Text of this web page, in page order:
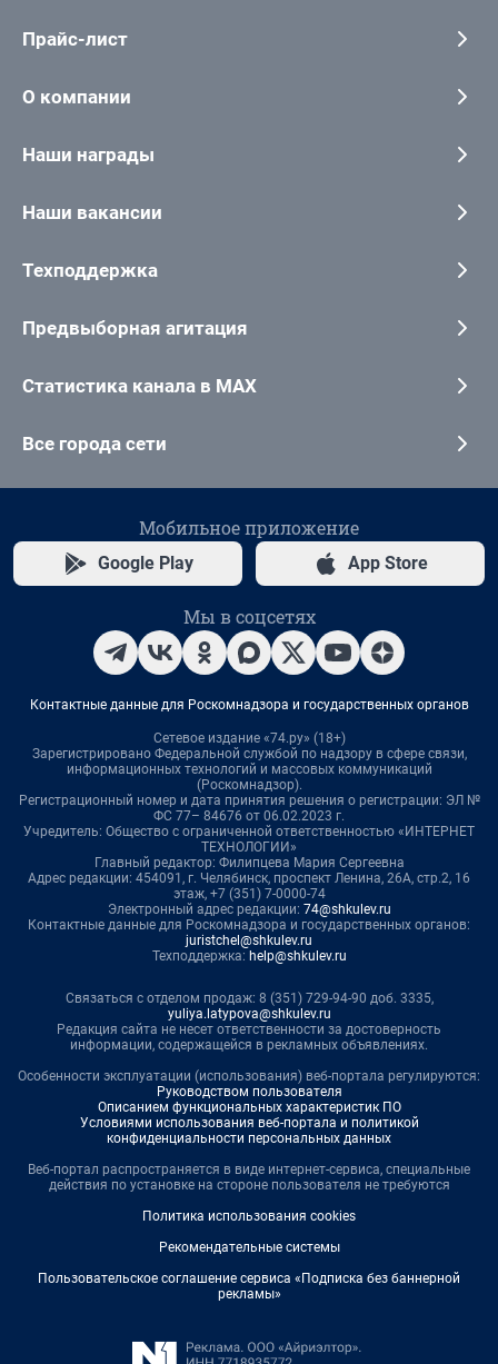
Прайс-лист
О компании
Наши награды
Наши вакансии
Техподдержка
Предвыборная агитация
Статистика канала в MAX
Все города сети
Мобильное приложение
Google Play App Store
Мы в соцсетях
Контактные данные для Роскомнадзора и государственных органов
Сетевое издание «74.ру» (18+)
Зарегистрировано Федеральной службой по надзору в сфере связи,
информационных технологий и массовых коммуникаций
(Роскомнадзор).
Регистрационный номер и дата принятия решения о регистрации: ЭЛ №
ФС 77– 84676 от 06.02.2023 г.
Учредитель: Общество с ограниченной ответственностью «ИНТЕРНЕТ
ТЕХНОЛОГИИ»
Главный редактор: Филипцева Мария Сергеевна
Адрес редакции: 454091, г. Челябинск, проспект Ленина, 26А, стр.2, 16
этаж, +7 (351) 7-0000-74
Электронный адрес редакции: 74@shkulev.ru
Контактные данные для Роскомнадзора и государственных органов:
juristchel@shkulev.ru
Техподдержка: help@shkulev.ru
Связаться с отделом продаж: 8 (351) 729-94-90 доб. 3335,
yuliya.latypova@shkulev.ru
Редакция сайта не несет ответственности за достоверность
информации, содержащейся в рекламных объявлениях.
Особенности эксплуатации (использования) веб-портала регулируются:
Руководством пользователя
Описанием функциональных характеристик ПО
Условиями использования веб-портала и политикой
конфиденциальности персональных данных
Веб-портал распространяется в виде интернет-сервиса, специальные
действия по установке на стороне пользователя не требуются
Политика использования cookies
Рекомендательные системы
Пользовательское соглашение сервиса «Подписка без баннерной
рекламы»